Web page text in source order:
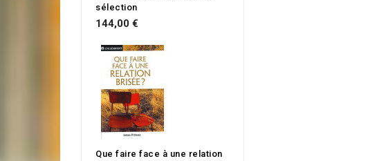
sélection
144,00 €
Que faire face à une relation